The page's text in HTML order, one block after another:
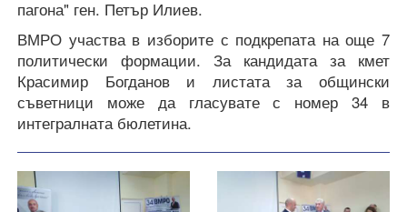
пагона" ген. Петър Илиев.
ВМРО участва в изборите с подкрепата на още 7
политически формации. За кандидата за кмет
Красимир Богданов и листата за общински
съветници може да гласувате с номер 34 в
интегралната бюлетина.